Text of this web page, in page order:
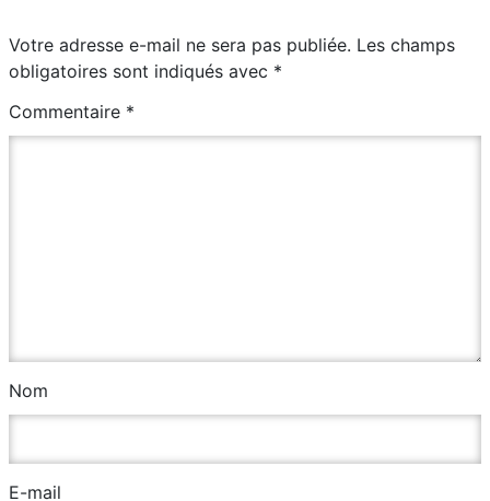
Votre adresse e-mail ne sera pas publiée. Les champs
obligatoires sont indiqués avec *
Commentaire *
Nom
E-mail